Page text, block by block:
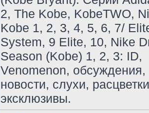
2, The Kobe, KobeTWO,
Kobe 1, 2, 3, 4, 5, 6, 7/
System, 9 Elite, 10, Nike
Season (Kobe) 1, 2, 3: ID,
Venomenon,
новости, слухи,
эксклюзивы.